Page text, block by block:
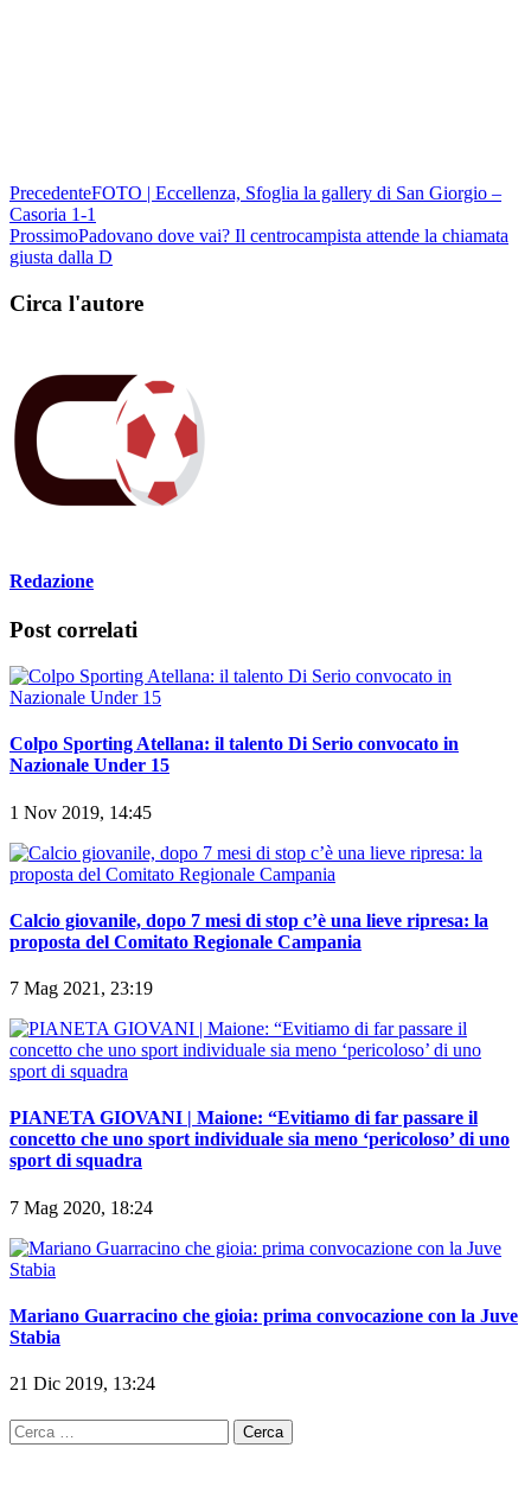
PrecedenteFOTO | Eccellenza, Sfoglia la gallery di San Giorgio –
Casoria 1-1
ProssimoPadovano dove vai? Il centrocampista attende la chiamata
giusta dalla D
Circa l'autore
Redazione
Post correlati
Colpo Sporting Atellana: il talento Di Serio convocato in
Nazionale Under 15
1 Nov 2019, 14:45
Calcio giovanile, dopo 7 mesi di stop c’è una lieve ripresa: la
proposta del Comitato Regionale Campania
7 Mag 2021, 23:19
PIANETA GIOVANI | Maione: “Evitiamo di far passare il
concetto che uno sport individuale sia meno ‘pericoloso’ di uno
sport di squadra
7 Mag 2020, 18:24
Mariano Guarracino che gioia: prima convocazione con la Juve
Stabia
21 Dic 2019, 13:24
Ricerca
per: